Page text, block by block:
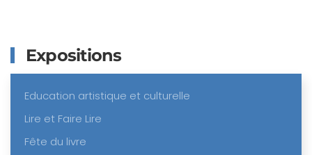
Expositions
Education artistique et culturelle
Lire et Faire Lire
Fête du livre